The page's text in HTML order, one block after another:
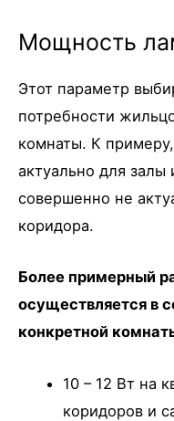
Мощность
Этот параметр
потребности
комнаты. К
актуально для залы
совершенно не
коридора.
Более примерный
осуществляется в
конкретной
10 – 12 Вт на
коридоров и